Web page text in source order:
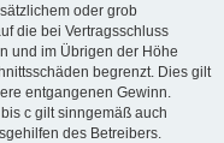
oder grob
die bei Vertragsschluss
und im Übrigen der Höhe
begrenzt. Dies gilt
entgangenen Gewinn.
c gilt sinngemäß auch
des Betreibers.